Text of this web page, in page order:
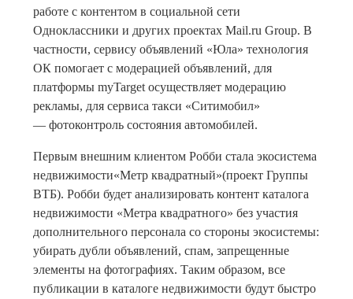
работе с контентом в социальной сети
Одноклассники и других проектах Mail.ru Group. В
частности, сервису объявлений «Юла» технология
ОК помогает с модерацией объявлений, для
платформы myTarget осуществляет модерацию
рекламы, для сервиса такси «Ситимобил»
— фотоконтроль состояния автомобилей.
Первым внешним клиентом Робби стала экосистема
недвижимости«Метр квадратный»(проект Группы
ВТБ). Робби будет анализировать контент каталога
недвижимости «Метра квадратного» без участия
дополнительного персонала со стороны экосистемы:
убирать дубли объявлений, спам, запрещенные
элементы на фотографиях. Таким образом, все
публикации в каталоге недвижимости будут быстро